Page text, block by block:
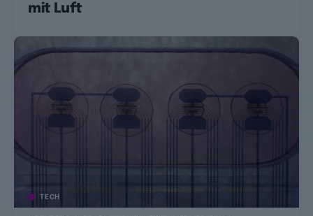
mit Luft
TECH